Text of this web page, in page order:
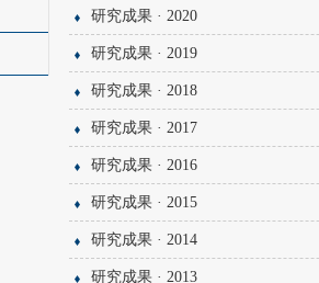
研究成果 · 2020
研究成果 · 2019
研究成果 · 2018
研究成果 · 2017
研究成果 · 2016
研究成果 · 2015
研究成果 · 2014
研究成果 · 2013